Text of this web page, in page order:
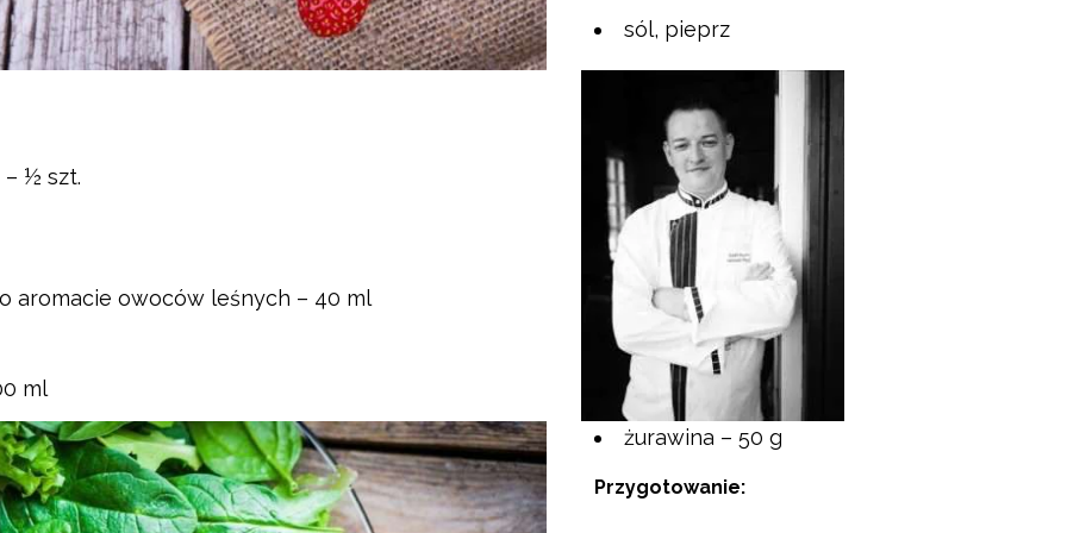
sól, pieprz
½ szt.
aromacie owoców leśnych – 40 ml
ml
żurawina – 50 g
Przygotowanie: